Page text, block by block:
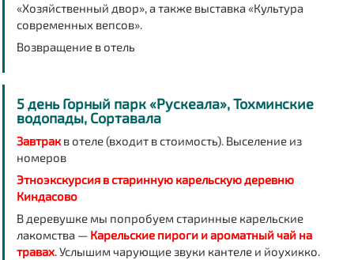
«Хозяйственный двор», а также выставка «Культура
современных вепсов».
Возвращение в отель
5 день Горный парк «Рускеала», Тохминские
водопады, Сортавала
Завтракв отеле (входит в стоимость). Выселение из
номеров
Этноэкскурсия в старинную карельскую деревню
Киндасово
В деревушке мы попробуем старинные карельские
лакомства — Карельские пироги и ароматный чай на
травах. Услышим чарующие звуки кантеле и йоухикко.